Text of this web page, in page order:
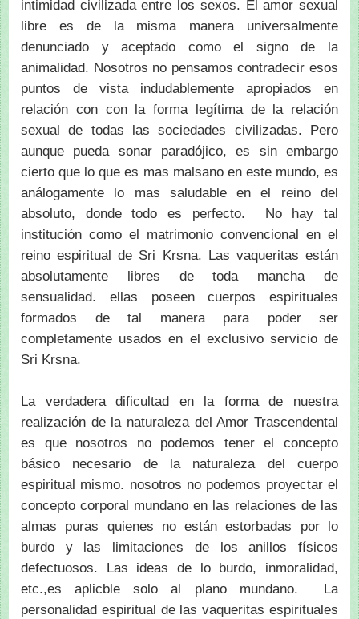
intimidad civilizada entre los sexos. El amor sexual
libre es de la misma manera universalmente
denunciado y aceptado como el signo de la
animalidad. Nosotros no pensamos contradecir esos
puntos de vista indudablemente apropiados en
relación con con la forma legítima de la relación
sexual de todas las sociedades civilizadas. Pero
aunque pueda sonar paradójico, es sin embargo
cierto que lo que es mas malsano en este mundo, es
análogamente lo mas saludable en el reino del
absoluto, donde todo es perfecto. No hay tal
institución como el matrimonio convencional en el
reino espiritual de Sri Krsna. Las vaqueritas están
absolutamente libres de toda mancha de
sensualidad. ellas poseen cuerpos espirituales
formados de tal manera para poder ser
completamente usados en el exclusivo servicio de
Sri Krsna.
La verdadera dificultad en la forma de nuestra
realización de la naturaleza del Amor Trascendental
es que nosotros no podemos tener el concepto
básico necesario de la naturaleza del cuerpo
espiritual mismo. nosotros no podemos proyectar el
concepto corporal mundano en las relaciones de las
almas puras quienes no están estorbadas por lo
burdo y las limitaciones de los anillos físicos
defectuosos. Las ideas de lo burdo, inmoralidad,
etc.,es aplicble solo al plano mundano. La
personalidad espiritual de las vaqueritas espirituales